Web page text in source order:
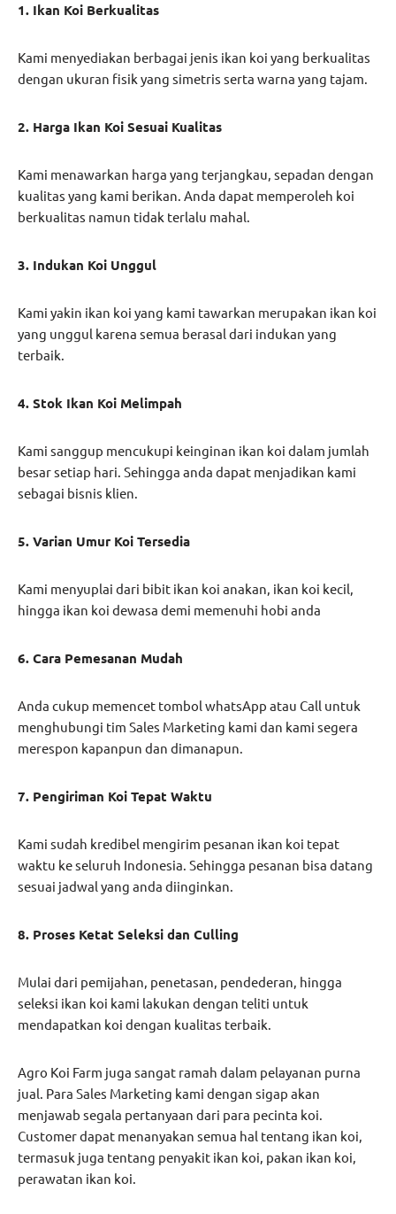
1. Ikan Koi Berkualitas
Kami menyediakan berbagai jenis ikan koi yang berkualitas
dengan ukuran fisik yang simetris serta warna yang tajam.
2. Harga Ikan Koi Sesuai Kualitas
Kami menawarkan harga yang terjangkau, sepadan dengan
kualitas yang kami berikan. Anda dapat memperoleh koi
berkualitas namun tidak terlalu mahal.
3. Indukan Koi Unggul
Kami yakin ikan koi yang kami tawarkan merupakan ikan koi
yang unggul karena semua berasal dari indukan yang
terbaik.
4. Stok Ikan Koi Melimpah
Kami sanggup mencukupi keinginan ikan koi dalam jumlah
besar setiap hari. Sehingga anda dapat menjadikan kami
sebagai bisnis klien.
5. Varian Umur Koi Tersedia
Kami menyuplai dari bibit ikan koi anakan, ikan koi kecil,
hingga ikan koi dewasa demi memenuhi hobi anda
6. Cara Pemesanan Mudah
Anda cukup memencet tombol whatsApp atau Call untuk
menghubungi tim Sales Marketing kami dan kami segera
merespon kapanpun dan dimanapun.
7. Pengiriman Koi Tepat Waktu
Kami sudah kredibel mengirim pesanan ikan koi tepat
waktu ke seluruh Indonesia. Sehingga pesanan bisa datang
sesuai jadwal yang anda diinginkan.
8. Proses Ketat Seleksi dan Culling
Mulai dari pemijahan, penetasan, pendederan, hingga
seleksi ikan koi kami lakukan dengan teliti untuk
mendapatkan koi dengan kualitas terbaik.
Agro Koi Farm juga sangat ramah dalam pelayanan purna
jual. Para Sales Marketing kami dengan sigap akan
menjawab segala pertanyaan dari para pecinta koi.
Customer dapat menanyakan semua hal tentang ikan koi,
termasuk juga tentang penyakit ikan koi, pakan ikan koi,
perawatan ikan koi.